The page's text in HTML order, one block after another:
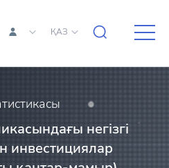
ҚАЗ
негізгі
инвестициялар